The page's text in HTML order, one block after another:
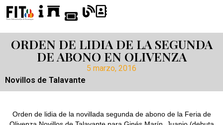
ORDEN DE LIDIA DE LA SEGUNDA
DE ABONO EN OLIVENZA
5 marzo, 2016
Novillos de Talavante
Orden de lidia de la novillada segunda de abono de la Feria de